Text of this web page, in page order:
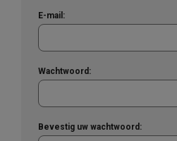
E-mail:
Wachtwoord:
Bevestig uw wachtwoord: